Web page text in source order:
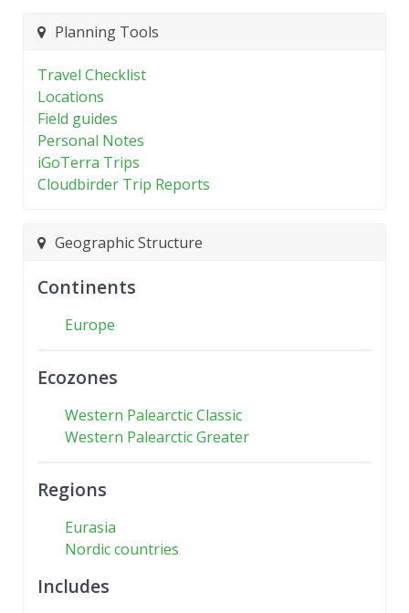
Planning Tools
Travel Checklist
Locations
Field guides
Personal Notes
iGoTerra Trips
Cloudbirder Trip Reports
Geographic Structure
Continents
Europe
Ecozones
Western Palearctic Classic
Western Palearctic Greater
Regions
Eurasia
Nordic countries
Includes